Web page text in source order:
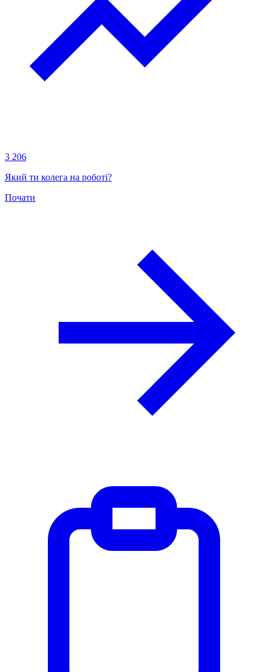
3 206
Який ти колега на роботі?
Почати